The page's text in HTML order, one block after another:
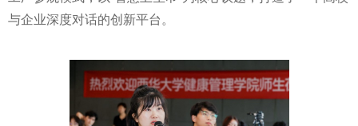
与企业深度对话的创新平台。